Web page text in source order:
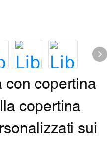
con copertina
copertina
sui